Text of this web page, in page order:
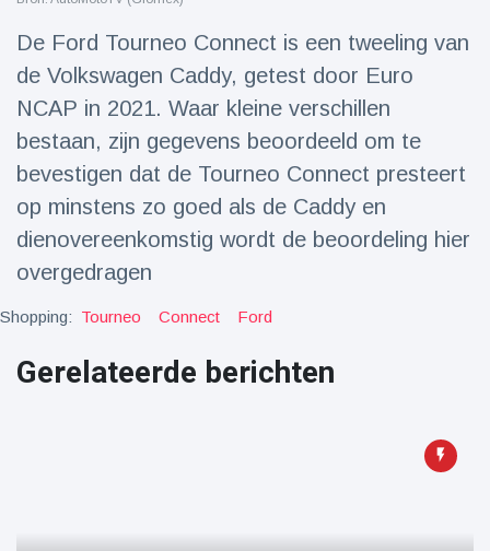
Gezondheid & Fitness
(73)
Reizen & Avontuur
(77)
Laatste nieuws
Draakachtig
zeedier
aangespoeld
op
beelden:
acrobaat toont
17 July
30 Bekeken
De Ford Tourneo Connect is een tweeling van
de Volkswagen Caddy, getest door Euro
NCAP in 2021. Waar kleine verschillen
bestaan, zijn gegevens beoordeeld om te
bevestigen dat de Tourneo Connect presteert
op minstens zo goed als de Caddy en
dienovereenkomstig wordt de beoordeling hier
overgedragen
Shopping: Tourneo Connect Ford
Gerelateerde berichten